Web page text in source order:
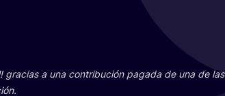
! gra­cias a una con­tri­bu­ción paga­da de una de las